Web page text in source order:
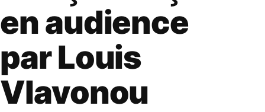
en audience
par Louis
Vlavonou